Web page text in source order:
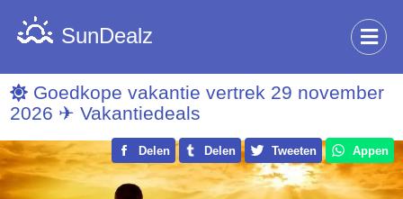
SunDealz
Goedkope vakantie vertrek 29 november
2026 ✈ Vakantiedeals
Delen Delen Tweeten Appen